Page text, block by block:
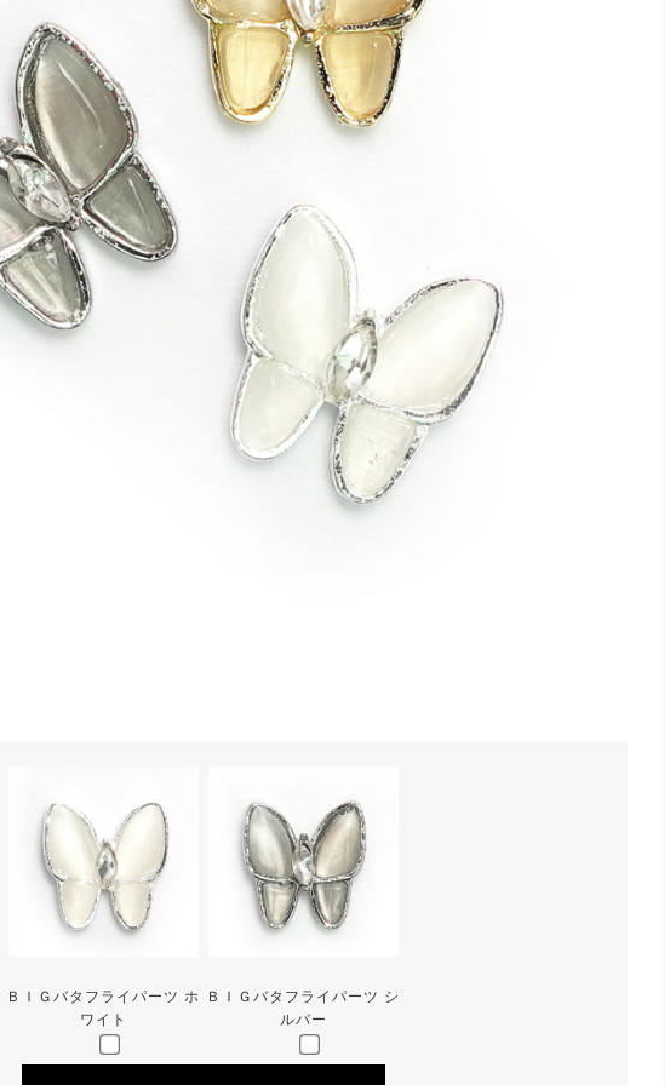
ＢＩＧバタフライパーツ ホ
ワイト
ＢＩＧバタフライパーツ シ
ルバー